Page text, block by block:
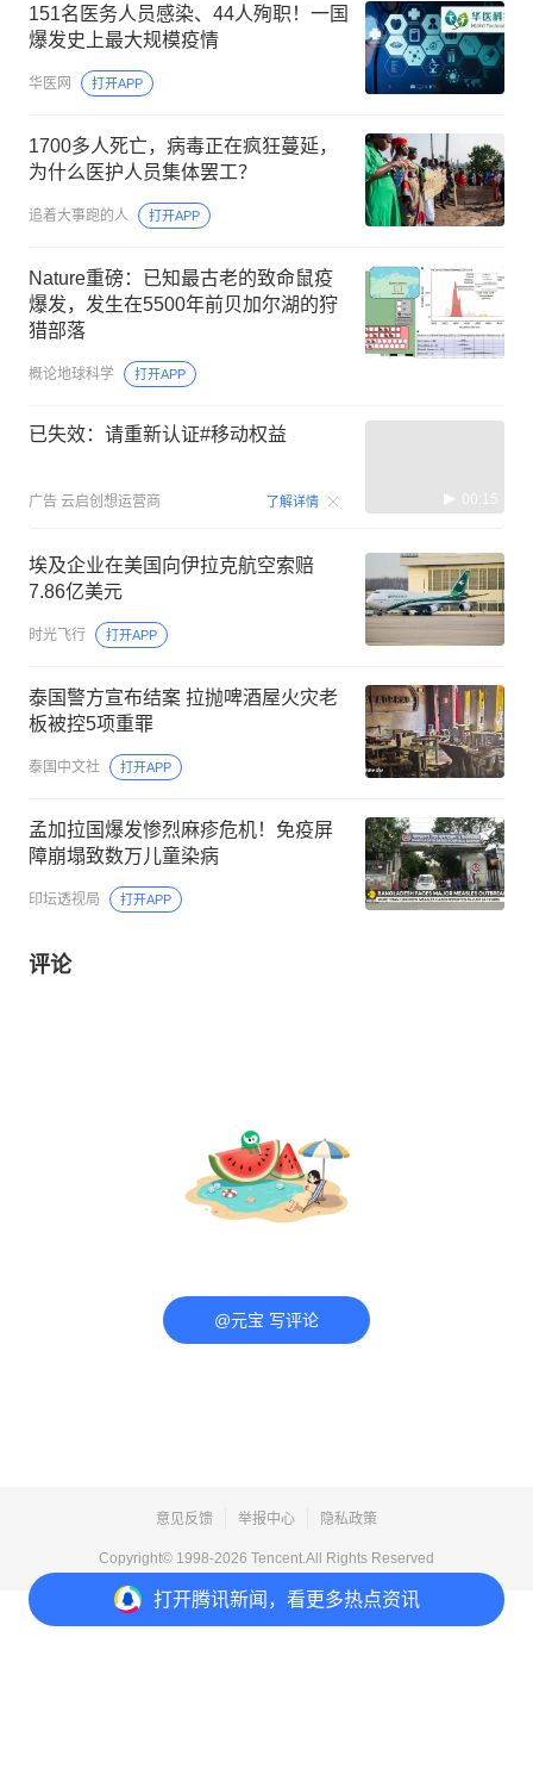
打开腾讯新闻，看更多热点资讯
151名医务人员感染、44人殉职！一国
爆发史上最大规模疫情
华医网 打开APP
1700多人死亡，病毒正在疯狂蔓延，
为什么医护人员集体罢工？
追着大事跑的人 打开APP
Nature重磅：已知最古老的致命鼠疫
爆发，发生在5500年前贝加尔湖的狩
猎部落
概论地球科学 打开APP
已失效：请重新认证#移动权益
广告 云启创想运营商 了解详情 00:15
埃及企业在美国向伊拉克航空索赔
7.86亿美元
时光飞行 打开APP
泰国警方宣布结案 拉抛啤酒屋火灾老
板被控5项重罪
泰国中文社 打开APP
孟加拉国爆发惨烈麻疹危机！免疫屏
障崩塌致数万儿童染病
印坛透视局 打开APP
评论
@元宝 写评论
意见反馈 举报中心 隐私政策
Copyright© 1998-2026 Tencent.All Rights Reserved